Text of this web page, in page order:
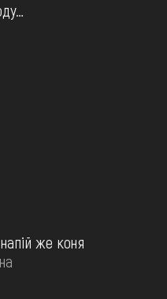
же коня